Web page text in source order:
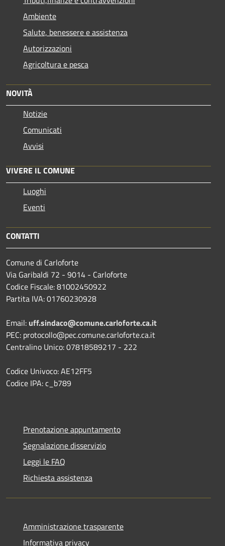
Ambiente
Salute, benessere e assistenza
Autorizzazioni
Agricoltura e pesca
NOVITÀ
Notizie
Comunicati
Avvisi
VIVERE IL COMUNE
Luoghi
Eventi
CONTATTI
Comune di Carloforte
Via Garibaldi 72 - 9014 - Carloforte
Codice Fiscale: 81002450922
Partita IVA: 01760230928
Email: uff.sindaco@comune.carloforte.ca.it
PEC: protocollo@pec.comune.carloforte.ca.it
Centralino Unico: 07818589217 - 222
Codice Univoco: AE12FF5
Codice IPA: c_b789
Prenotazione appuntamento
Segnalazione disservizio
Leggi le FAQ
Richiesta assistenza
Amministrazione trasparente
Informativa privacy